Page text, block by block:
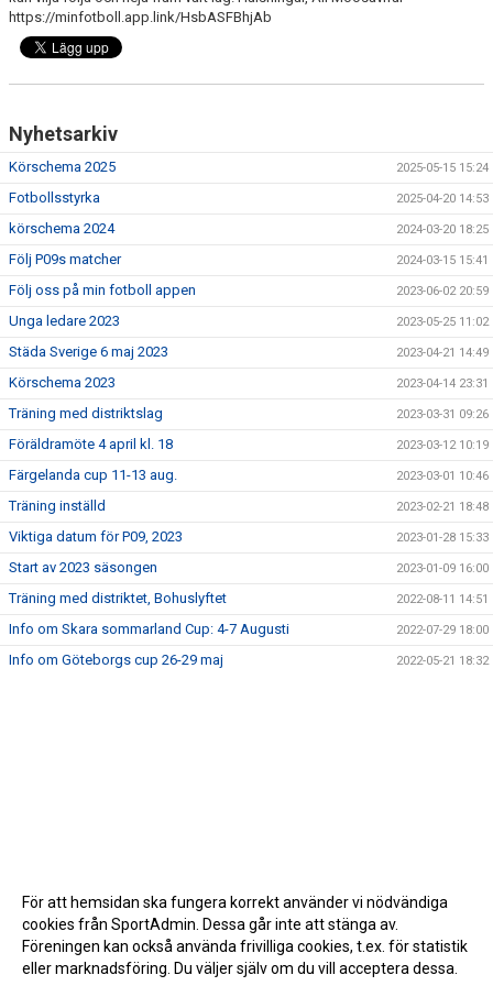
VERKSAMHETSBERÄTTELSER
https://minfotboll.app.link/HsbASFBhjAb
Nyhetsarkiv
Körschema 2025 2025-05-15 15:24
Fotbollsstyrka 2025-04-20 14:53
körschema 2024 2024-03-20 18:25
Följ P09s matcher 2024-03-15 15:41
Följ oss på min fotboll appen 2023-06-02 20:59
Unga ledare 2023 2023-05-25 11:02
Städa Sverige 6 maj 2023 2023-04-21 14:49
Körschema 2023 2023-04-14 23:31
Träning med distriktslag 2023-03-31 09:26
Föräldramöte 4 april kl. 18 2023-03-12 10:19
Färgelanda cup 11-13 aug. 2023-03-01 10:46
Träning inställd 2023-02-21 18:48
Viktiga datum för P09, 2023 2023-01-28 15:33
Start av 2023 säsongen 2023-01-09 16:00
Träning med distriktet, Bohuslyftet 2022-08-11 14:51
Info om Skara sommarland Cup: 4-7 Augusti 2022-07-29 18:00
Info om Göteborgs cup 26-29 maj 2022-05-21 18:32
För att hemsidan ska fungera korrekt använder vi nödvändiga
cookies från SportAdmin. Dessa går inte att stänga av.
Föreningen kan också använda frivilliga cookies, t.ex. för statistik
eller marknadsföring. Du väljer själv om du vill acceptera dessa.